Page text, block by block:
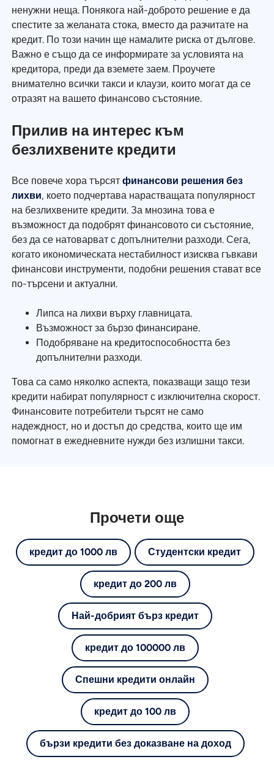
ненужни неща. Понякога най-доброто решение е да
спестите за желаната стока, вместо да разчитате на
кредит. По този начин ще намалите риска от дългове.
Важно е също да се информирате за условията на
кредитора, преди да вземете заем. Проучете
внимателно всички такси и клаузи, които могат да се
отразят на вашето финансово състояние.
Прилив на интерес към
безлихвените кредити
Все повече хора търсятфинансови решения без
лихви, което подчертава нарастващата популярност
на безлихвените кредити. За мнозина това е
възможност да подобрят финансовото си състояние,
без да се натоварват с допълнителни разходи. Сега,
когато икономическата нестабилност изисква гъвкави
финансови инструменти, подобни решения стават все
по-търсени и актуални.
Липса на лихви върху главницата.
Възможност за бързо финансиране.
Подобряване на кредитоспособността без
допълнителни разходи.
Това са само няколко аспекта, показващи защо тези
кредити набират популярност с изключителна скорост.
Финансовите потребители търсят не само
надеждност, но и достъп до средства, които ще им
помогнат в ежедневните нужди без излишни такси.
Прочети още
кредит до 1000 лв Студентски кредит
кредит до 200 лв
Най-добрият бърз кредит
кредит до 100000 лв
Спешни кредити онлайн
кредит до 100 лв
бързи кредити без доказване на доход